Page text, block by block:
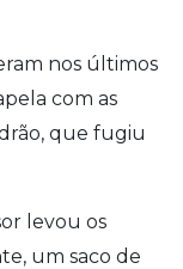
nos últimos
com as
que fugiu
levou os
um saco de